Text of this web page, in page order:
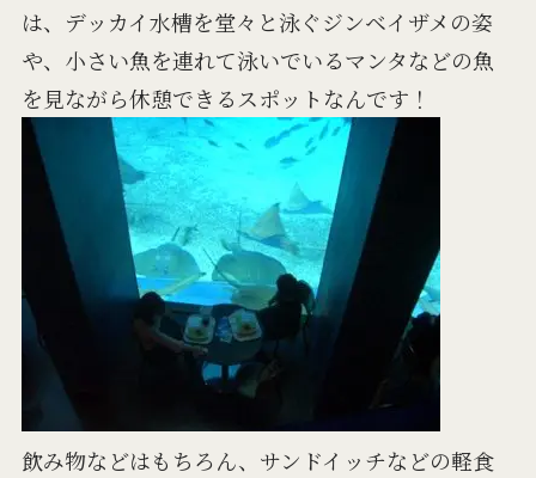
は、デッカイ水槽を堂々と泳ぐジンベイザメの姿
や、小さい魚を連れて泳いでいるマンタなどの魚
を見ながら休憩できるスポットなんです！
飲み物などはもちろん、サンドイッチなどの軽食